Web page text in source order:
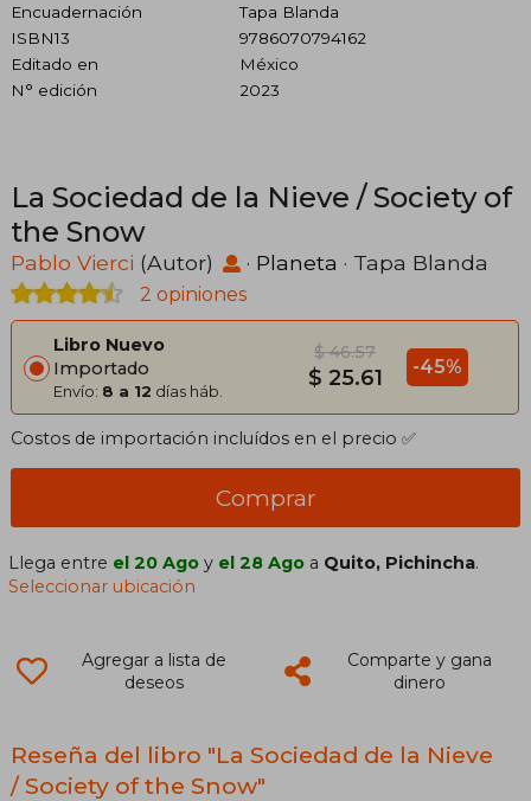
Encuadernación
Tapa Blanda
ISBN13
9786070794162
Editado en
México
N° edición
2023
La Sociedad de la Nieve / Society of
the Snow
Pablo Vierci (Autor) · Planeta · Tapa Blanda
2 opiniones
Libro Nuevo
Importado
Envío: 8 a 12 días háb.
$ 46.57
$ 25.61 -45%
Costos de importación incluídos en el precio ✅
Comprar
Llega entre el 20 Ago y el 28 Ago a Quito, Pichincha.
Seleccionar ubicación
Agregar a lista de
deseos
Comparte y gana
dinero
Reseña del libro "La Sociedad de la Nieve
/ Society of the Snow"